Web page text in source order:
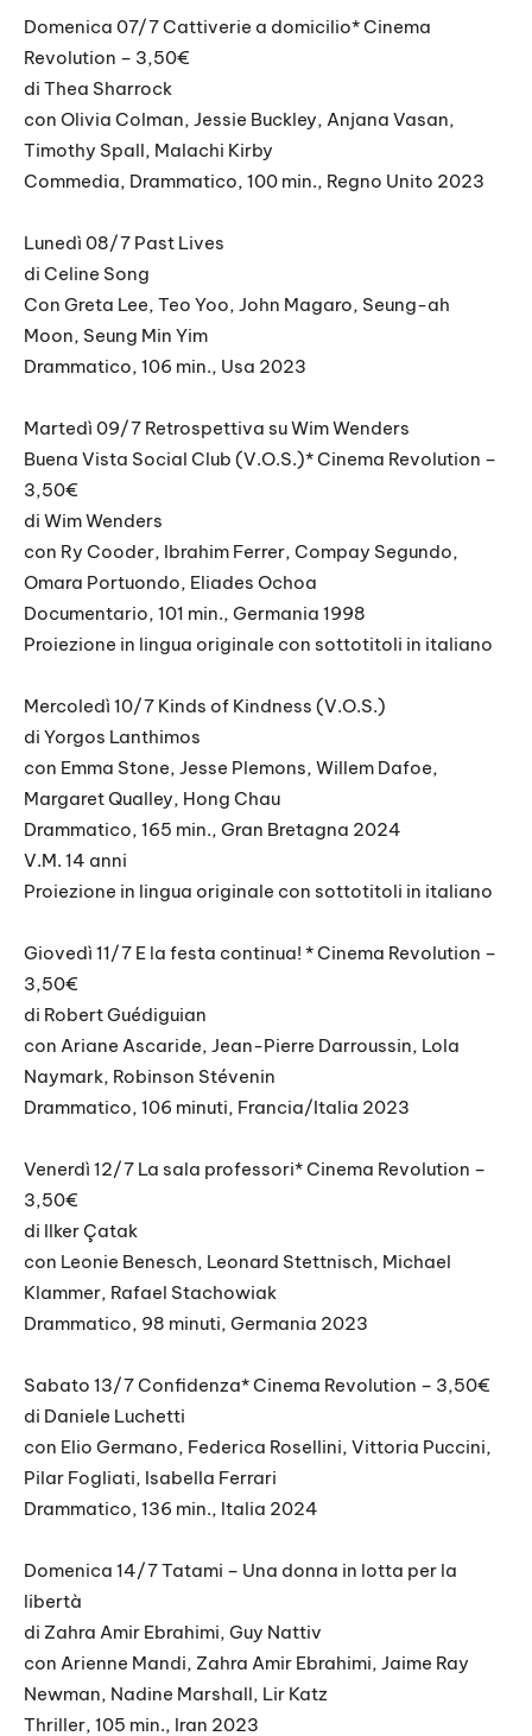
Domenica 07/7 Cattiverie a domicilio* Cinema
Revolution – 3,50€
di Thea Sharrock
con Olivia Colman, Jessie Buckley, Anjana Vasan,
Timothy Spall, Malachi Kirby
Commedia, Drammatico, 100 min., Regno Unito 2023
Lunedì 08/7 Past Lives
di Celine Song
Con Greta Lee, Teo Yoo, John Magaro, Seung-ah
Moon, Seung Min Yim
Drammatico, 106 min., Usa 2023
Martedì 09/7 Retrospettiva su Wim Wenders
Buena Vista Social Club (V.O.S.)* Cinema Revolution –
3,50€
di Wim Wenders
con Ry Cooder, Ibrahim Ferrer, Compay Segundo,
Omara Portuondo, Eliades Ochoa
Documentario, 101 min., Germania 1998
Proiezione in lingua originale con sottotitoli in italiano
Mercoledì 10/7 Kinds of Kindness (V.O.S.)
di Yorgos Lanthimos
con Emma Stone, Jesse Plemons, Willem Dafoe,
Margaret Qualley, Hong Chau
Drammatico, 165 min., Gran Bretagna 2024
V.M. 14 anni
Proiezione in lingua originale con sottotitoli in italiano
Giovedì 11/7 E la festa continua! * Cinema Revolution –
3,50€
di Robert Guédiguian
con Ariane Ascaride, Jean-Pierre Darroussin, Lola
Naymark, Robinson Stévenin
Drammatico, 106 minuti, Francia/Italia 2023
Venerdì 12/7 La sala professori* Cinema Revolution –
3,50€
di Ilker Çatak
con Leonie Benesch, Leonard Stettnisch, Michael
Klammer, Rafael Stachowiak
Drammatico, 98 minuti, Germania 2023
Sabato 13/7 Confidenza* Cinema Revolution – 3,50€
di Daniele Luchetti
con Elio Germano, Federica Rosellini, Vittoria Puccini,
Pilar Fogliati, Isabella Ferrari
Drammatico, 136 min., Italia 2024
Domenica 14/7 Tatami – Una donna in lotta per la
libertà
di Zahra Amir Ebrahimi, Guy Nattiv
con Arienne Mandi, Zahra Amir Ebrahimi, Jaime Ray
Newman, Nadine Marshall, Lir Katz
Thriller, 105 min., Iran 2023